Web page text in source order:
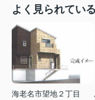
よく見られてい
海老名市望地２丁目